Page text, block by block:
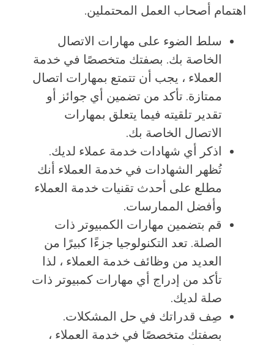
اهتمام أصحاب العمل المحتملين.
سلط الضوء على مهارات الاتصال
الخاصة بك. بصفتك متخصصًا في خدمة
العملاء ، يجب أن تتمتع بمهارات اتصال
ممتازة. تأكد من تضمين أي جوائز أو
تقدير تلقيته فيما يتعلق بمهارات
الاتصال الخاصة بك.
اذكر أي شهادات خدمة عملاء لديك.
تُظهر الشهادات في خدمة العملاء أنك
مطلع على أحدث تقنيات خدمة العملاء
وأفضل الممارسات.
قم بتضمين مهارات الكمبيوتر ذات
الصلة. تعد التكنولوجيا جزءًا كبيرًا من
العديد من وظائف خدمة العملاء ، لذا
تأكد من إدراج أي مهارات كمبيوتر ذات
صلة لديك.
صِف قدراتك في حل المشكلات.
بصفتك متخصصًا في خدمة العملاء ،